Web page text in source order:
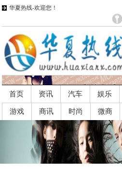
华夏热线-欢迎您！
首页 资讯 汽车 娱乐
游戏 商讯 时尚 微商